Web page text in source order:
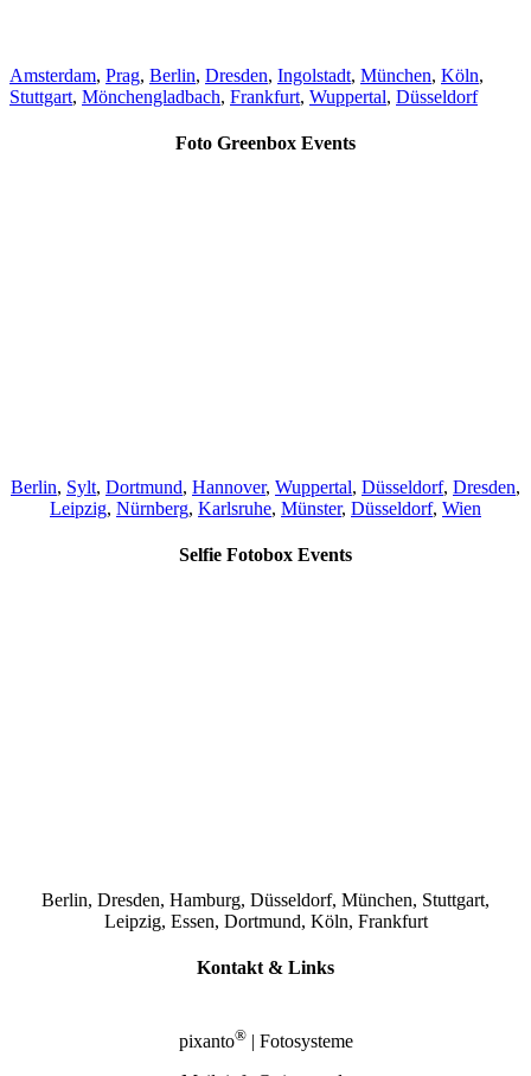
Amsterdam, Prag, Berlin, Dresden, Ingolstadt, München, Köln,
Stuttgart, Mönchengladbach, Frankfurt, Wuppertal, Düsseldorf
Foto Greenbox Events
Berlin, Sylt, Dortmund, Hannover, Wuppertal, Düsseldorf, Dresden,
Leipzig, Nürnberg, Karlsruhe, Münster, Düsseldorf, Wien
Selfie Fotobox Events
Berlin, Dresden, Hamburg, Düsseldorf, München, Stuttgart,
Leipzig, Essen, Dortmund, Köln, Frankfurt
Kontakt & Links
pixanto®| Fotosysteme